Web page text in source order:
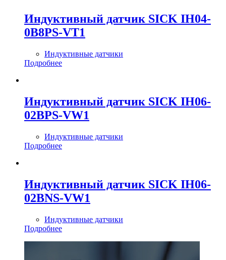
Индуктивный датчик SICK IH04-
0B8PS-VT1
Индуктивные датчики
Подробнее
Индуктивный датчик SICK IH06-
02BPS-VW1
Индуктивные датчики
Подробнее
Индуктивный датчик SICK IH06-
02BNS-VW1
Индуктивные датчики
Подробнее